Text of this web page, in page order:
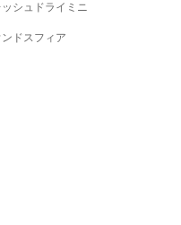
ッシュドライミニ
ドスフィア